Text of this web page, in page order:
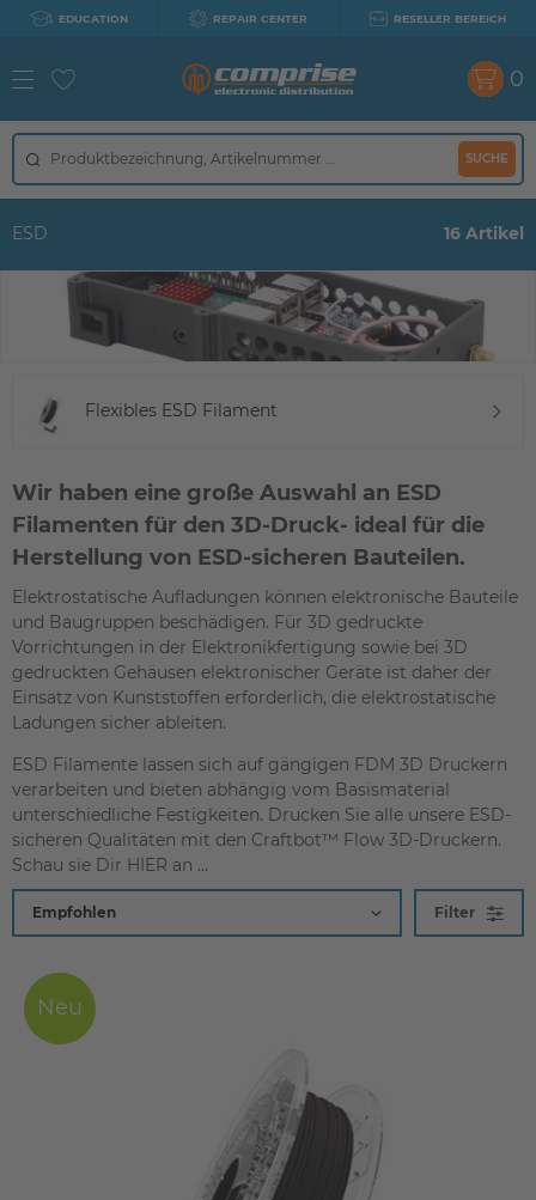
EDUCATION REPAIR CENTER RESELLER BEREICH
SUCHE
0
ESD 16 Artikel
Flexibles ESD Filament
Wir haben eine große Auswahl an ESD
Filamenten für den 3D-Druck- ideal für die
Herstellung von ESD-sicheren Bauteilen.
Elektrostatische Aufladungen können elektronische Bauteile
und Baugruppen beschädigen. Für 3D gedruckte
Vorrichtungen in der Elektronikfertigung sowie bei 3D
gedruckten Gehäusen elektronischer Geräte ist daher der
Einsatz von Kunststoffen erforderlich, die elektrostatische
Ladungen sicher ableiten.
ESD Filamente lassen sich auf gängigen FDM 3D Druckern
verarbeiten und bieten abhängig vom Basismaterial
unterschiedliche Festigkeiten. Drucken Sie alle unsere ESD-
sicheren Qualitäten mit den Craftbot™ Flow 3D-Druckern.
Schau sie Dir HIER an …
Filter
Neu